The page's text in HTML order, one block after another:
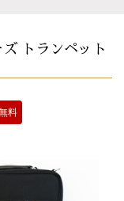
トランペット
料